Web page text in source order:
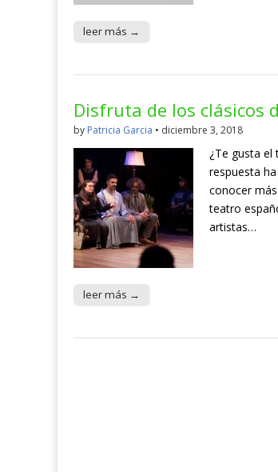
leer más →
Disfruta de los clásicos
by Patricia Garcia • diciembre 3, 2018
¿Te gusta el
respuesta
conocer
teatro
artistas…
leer más →